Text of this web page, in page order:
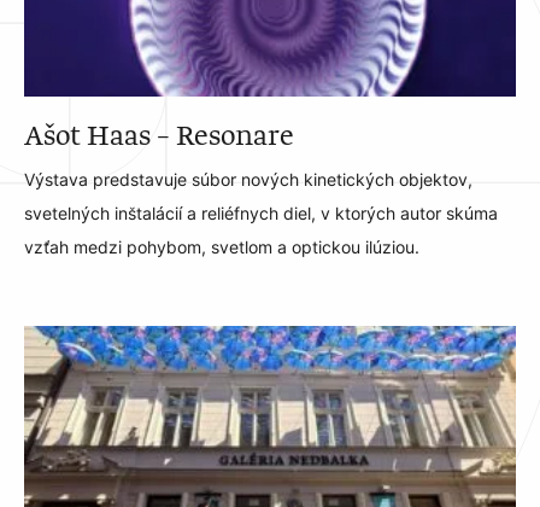
Ašot Haas – Resonare
Výstava predstavuje súbor nových kinetických objektov,
svetelných inštalácií a reliéfnych diel, v ktorých autor skúma
vzťah medzi pohybom, svetlom a optickou ilúziou.